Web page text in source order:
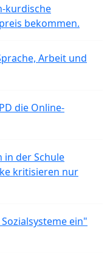
kurdische
bekommen.
Arbeit und
die Online-
in der Schule
kritisieren nur
ein"